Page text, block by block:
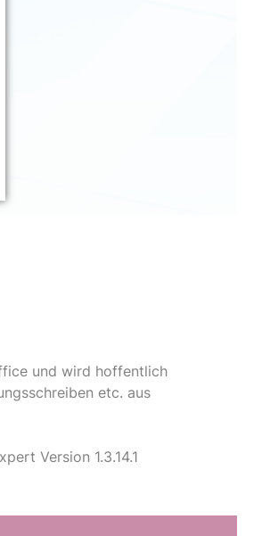
und wird hoffentlich
etc. aus
Version 1.3.14.1